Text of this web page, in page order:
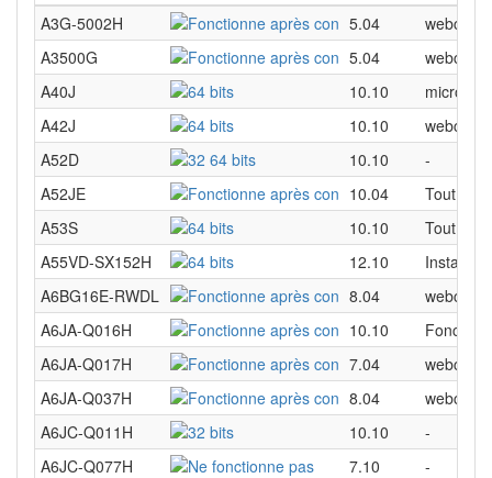
A3G-5002H
5.04
A3500G
5.04
A40J
10.10
A42J
10.10
A52D
10.10
-
A52JE
10.04
Tout
A53S
10.10
Tout
A55VD-SX152H
12.10
A6BG16E-RWDL
8.04
A6JA-Q016H
10.10
A6JA-Q017H
7.04
A6JA-Q037H
8.04
webcam
A6JC-Q011H
10.10
-
A6JC-Q077H
7.10 -